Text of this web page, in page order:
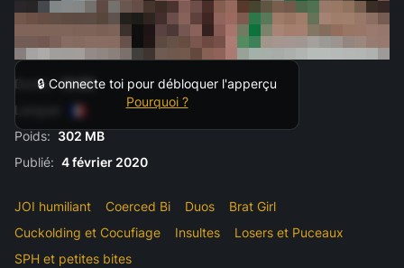
🔒 Connecte toi pour débloquer l'apperçu
Pourquoi ?
Durée: 10:00
Langue:
Poids: 302 MB
Publié: 4 février 2020
JOI humiliant Coerced Bi Duos
Brat Girl
Cuckolding et Cocufiage
Insultes
Losers et Puceaux
SPH et petites bites